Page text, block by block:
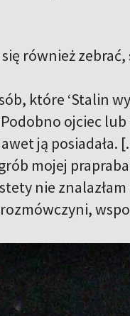
również
które ‘Stalin
ojciec
ją posiadała.
mojej
nie